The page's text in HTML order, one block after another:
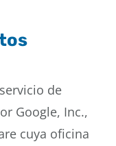
de
Google, Inc.,
cuya oficina